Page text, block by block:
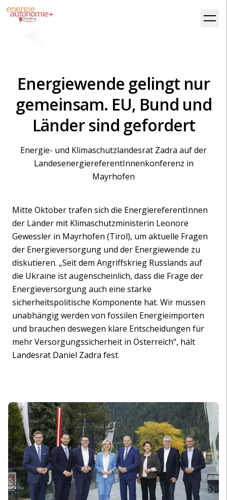
Energiewende gelingt nur
gemeinsam. EU, Bund und
Länder sind gefordert
Energie- und Klimaschutzlandesrat Zadra auf der
LandesenergiereferentInnenkonferenz in
Mayrhofen
Mitte Oktober trafen sich die EnergiereferentInnen
der Länder mit Klimaschutzministerin Leonore
Gewessler in Mayrhofen (Tirol), um aktuelle Fragen
der Energieversorgung und der Energiewende zu
diskutieren. „Seit dem Angriffskrieg Russlands auf
die Ukraine ist augenscheinlich, dass die Frage der
Energieversorgung auch eine starke
sicherheitspolitische Komponente hat. Wir müssen
unabhängig werden von fossilen Energieimporten
und brauchen deswegen klare Entscheidungen für
mehr Versorgungssicherheit in Österreich“, hält
Landesrat Daniel Zadra fest.